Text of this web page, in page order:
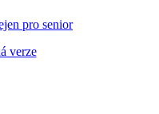
pro senior